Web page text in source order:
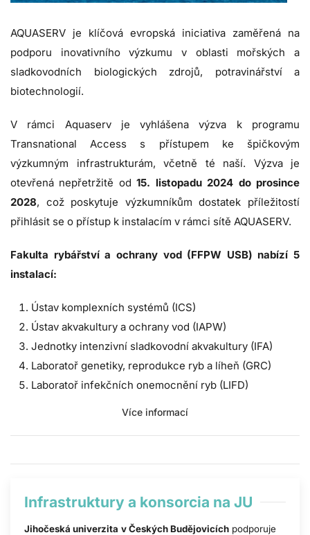
AQUASERV je klíčová evropská iniciativa zaměřená na
podporu inovativního výzkumu v oblasti mořských a
sladkovodních biologických zdrojů, potravinářství a
biotechnologií.
V rámci Aquaserv je vyhlášena výzva k programu
Transnational Access s přístupem ke špičkovým
výzkumným infrastrukturám, včetně té naší. Výzva je
otevřená nepřetržitě od15. listopadu 2024 do prosince
2028, což poskytuje výzkumníkům dostatek příležitostí
přihlásit se o přístup k instalacím v rámci sítě AQUASERV.
Fakulta rybářství a ochrany vod (FFPW USB) nabízí 5
instalací:
Ústav komplexních systémů (ICS)
Ústav akvakultury a ochrany vod (IAPW)
Jednotky intenzivní sladkovodní akvakultury (IFA)
Laboratoř genetiky, reprodukce ryb a líheň (GRC)
Laboratoř infekčních onemocnění ryb (LIFD)
Více informací
Infrastruktury a konsorcia na JU
Jihočeská univerzita v Českých Budějovicích podporuje